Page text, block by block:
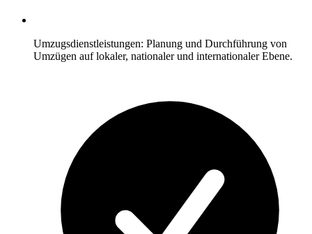
Umzugsdienstleistungen: Planung und Durchführung von
Umzügen auf lokaler, nationaler und internationaler Ebene.